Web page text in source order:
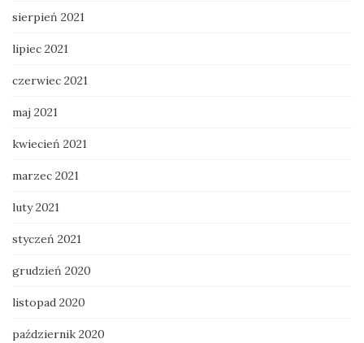
sierpień 2021
lipiec 2021
czerwiec 2021
maj 2021
kwiecień 2021
marzec 2021
luty 2021
styczeń 2021
grudzień 2020
listopad 2020
październik 2020